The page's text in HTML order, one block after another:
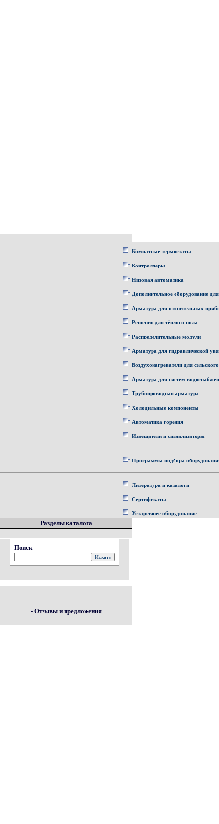
Комнатные термостаты
Контроллеры
Низовая автоматика
Дополнительное оборудование
Арматура для отопительных
Решения для тёплого пола
Распределительные модули
Арматура для гидравлической
Воздухонагреватели для
Арматура для систем
Трубопроводная арматура
Холодильные компоненты
Автоматика горения
Извещатели и сигнализаторы
Программы подбора
Литература и каталоги
Сертификаты
Устаревшее оборудование
Разделы каталога
Поиск
- Отзывы и предложения